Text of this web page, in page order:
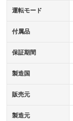
運転モード
付属品
保証期間
製造国
販売元
製造元